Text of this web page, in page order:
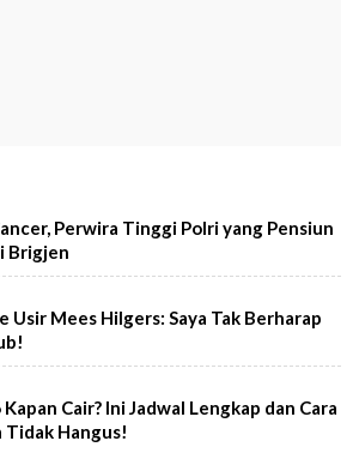
Perwira Tinggi Polri yang Pensiun
Brigjen
Usir Mees Hilgers: Saya Tak Berharap
Cair? Ini Jadwal Lengkap dan Cara
Tidak Hangus!